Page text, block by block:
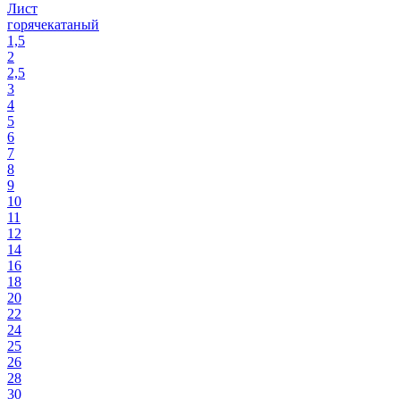
Лист
горячекатаный
1,5
2
2,5
3
4
5
6
7
8
9
10
11
12
14
16
18
20
22
24
25
26
28
30